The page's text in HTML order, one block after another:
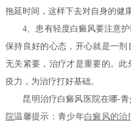
拖延时间，这样下去对自身的健
4、患有轻度白癜风要注意护
保持良好的心态，开心就是一
无关紧要，治疗才是重要的。
疫力，为治疗打好基础。
昆明治疗白癜风医院在哪-青
院温馨提示：青少年白癜风的治